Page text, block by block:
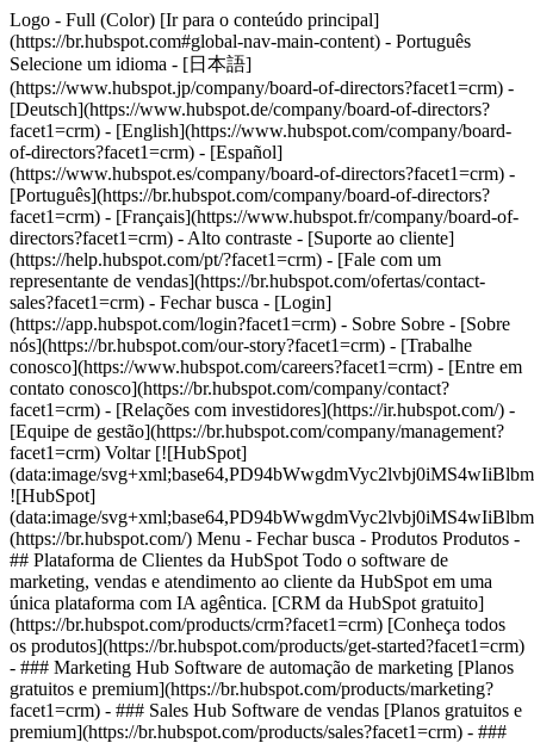
Logo - Full (Color) [Ir para o conteúdo principal]
(https://br.hubspot.com#global-nav-main-content) - Português
Selecione um idioma - [日本語]
(https://www.hubspot.jp/company/board-of-directors?facet1=crm) -
[Deutsch](https://www.hubspot.de/company/board-of-directors?
facet1=crm) - [English](https://www.hubspot.com/company/board-
of-directors?facet1=crm) - [Español]
(https://www.hubspot.es/company/board-of-directors?facet1=crm) -
[Português](https://br.hubspot.com/company/board-of-directors?
facet1=crm) - [Français](https://www.hubspot.fr/company/board-of-
directors?facet1=crm) - Alto contraste - [Suporte ao cliente]
(https://help.hubspot.com/pt/?facet1=crm) - [Fale com um
representante de vendas](https://br.hubspot.com/ofertas/contact-
sales?facet1=crm) - Fechar busca - [Login]
(https://app.hubspot.com/login?facet1=crm) - Sobre Sobre - [Sobre
nós](https://br.hubspot.com/our-story?facet1=crm) - [Trabalhe
conosco](https://www.hubspot.com/careers?facet1=crm) - [Entre em
contato conosco](https://br.hubspot.com/company/contact?
facet1=crm) - [Relações com investidores](https://ir.hubspot.com/) -
[Equipe de gestão](https://br.hubspot.com/company/management?
facet1=crm) Voltar [![HubSpot]
(data:image/
![HubSpot]
(data:image/
(https://br.hubspot.com/) Menu - Fechar busca - Produtos Produtos -
## Plataforma de Clientes da HubSpot Todo o software de
marketing, vendas e atendimento ao cliente da HubSpot em uma
única plataforma com IA agêntica. [CRM da HubSpot gratuito]
(https://br.hubspot.com/products/crm?facet1=crm) [Conheça todos
os produtos](https://br.hubspot.com/products/get-started?facet1=crm)
- ### Marketing Hub Software de automação de marketing [Planos
gratuitos e premium](https://br.hubspot.com/products/marketing?
facet1=crm) - ### Sales Hub Software de vendas [Planos gratuitos e
premium](https://br.hubspot.com/products/sales?facet1=crm) - ###